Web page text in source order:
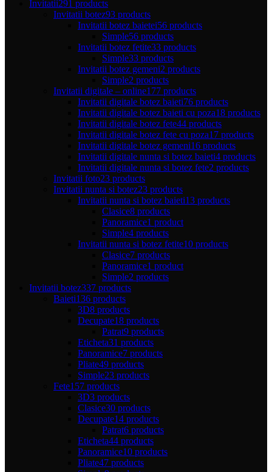
Invitatii291 products
Invitatii botez93 products
Invitatii botez baietei56 products
Simple56 products
Invitatii botez fetite33 products
Simple33 products
Invitatii botez gemeni2 products
Simple2 products
Invitatii digitale – online177 products
Invitatii digitale botez baieti76 products
Invitatii digitale botez baieti cu poza18 products
Invitatii digitale botez fete44 products
Invitatii digitale botez fete cu poza17 products
Invitatii digitale botez gemeni16 products
Invitatii digitale nunta si botez baieti4 products
Invitatii digitale nunta si botez fete2 products
Invitatii foto23 products
Invitatii nunta si botez23 products
Invitatii nunta si botez baieti13 products
Clasice8 products
Panoramice1 product
Simple4 products
Invitatii nunta si botez fetite10 products
Clasice7 products
Panoramice1 product
Simple2 products
Invitatii botez337 products
Baieti136 products
3D8 products
Decupate18 products
Patrat9 products
Eticheta31 products
Panoramice7 products
Pliate49 products
Simple23 products
Fete157 products
3D3 products
Clasice30 products
Decupate14 products
Patrat6 products
Eticheta44 products
Panoramice10 products
Pliate47 products